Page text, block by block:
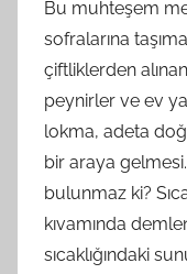
Bu muhteşem
sofralarına
çiftliklerden
peynirler ve ev
lokma, adeta
bir araya
bulunmaz ki?
kıvamında
sıcaklığındaki